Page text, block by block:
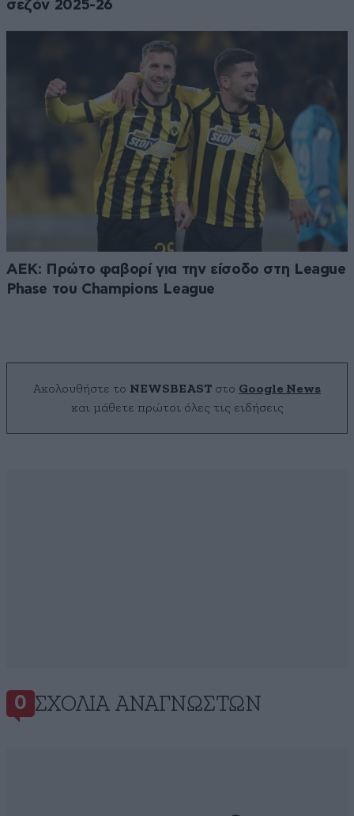
σεζόν 2025-26
ΑΕΚ: Πρώτο φαβορί για την είσοδο στη League
Phase του Champions League
Ακολουθήστε το NEWSBEAST στο Google News
και μάθετε πρώτοι όλες τις ειδήσεις
0 ΣΧΌΛΙΑ ΑΝΑΓΝΩΣΤΏΝ